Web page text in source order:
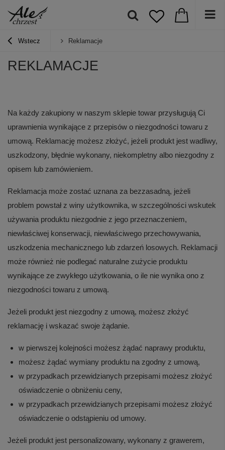
Wstecz Reklamacje
REKLAMACJE
Na każdy zakupiony w naszym sklepie towar przysługują Ci
uprawnienia wynikające z przepisów o niezgodności towaru z
umową. Reklamację możesz złożyć, jeżeli produkt jest wadliwy,
uszkodzony, błędnie wykonany, niekompletny albo niezgodny z
opisem lub zamówieniem.
Reklamacja może zostać uznana za bezzasadną, jeżeli
problem powstał z winy użytkownika, w szczególności wskutek
używania produktu niezgodnie z jego przeznaczeniem,
niewłaściwej konserwacji, niewłaściwego przechowywania,
uszkodzenia mechanicznego lub zdarzeń losowych. Reklamacji
może również nie podlegać naturalne zużycie produktu
wynikające ze zwykłego użytkowania, o ile nie wynika ono z
niezgodności towaru z umową.
Jeżeli produkt jest niezgodny z umową, możesz złożyć
reklamację i wskazać swoje żądanie.
w pierwszej kolejności możesz żądać naprawy produktu,
możesz żądać wymiany produktu na zgodny z umową,
w przypadkach przewidzianych przepisami możesz złożyć
oświadczenie o obniżeniu ceny,
w przypadkach przewidzianych przepisami możesz złożyć
oświadczenie o odstąpieniu od umowy.
Jeżeli produkt jest personalizowany, wykonany z grawerem,